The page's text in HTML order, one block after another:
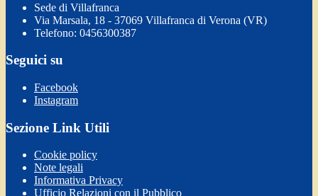
Sede di Villafranca
Via Marsala, 18 - 37069 Villafranca di Verona (VR)
Telefono: 0456300387
Seguici su
Facebook
Instagram
Sezione Link Utili
Cookie policy
Note legali
Informativa Privacy
Ufficio Relazioni con il Pubblico